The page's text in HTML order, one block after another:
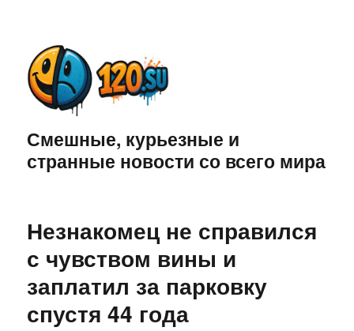
Смешные, курьезные и
странные новости со всего мира
Незнакомец не справился
с чувством вины и
заплатил за парковку
спустя 44 года